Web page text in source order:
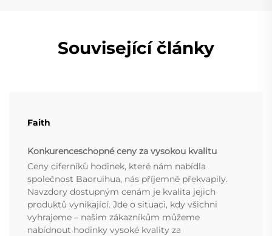
Související články
Faith
Konkurenceschopné ceny za vysokou kvalitu
Ceny ciferníků hodinek, které nám nabídla
společnost Baoruihua, nás příjemně překvapily.
Navzdory dostupným cenám je kvalita jejich
produktů vynikající. Jde o situaci, kdy všichni
vyhrajeme – našim zákazníkům můžeme
nabídnout hodinky vysoké kvality za